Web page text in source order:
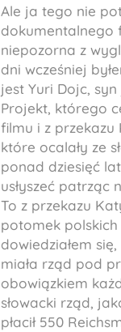
Ale ja tego nie
dokumentalnego
niepozorna z
dni wcześniej
jest Yuri Dojc,
Projekt, którego
filmu i z
które ocalały ze
ponad dziesięć
usłyszeć
To z przekazu
potomek polskich
dowiedziałem
miała rząd pod
obowiązkiem
słowacki rząd,
płacił 550